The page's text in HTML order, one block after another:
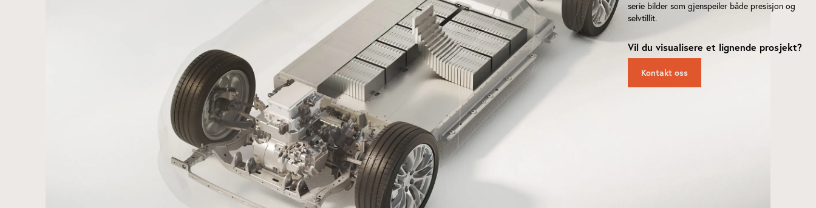
serie bilder som gjenspeiler både presisjon og
selvtillit.
Vil du visualisere et lignende prosjekt?
Kontakt oss